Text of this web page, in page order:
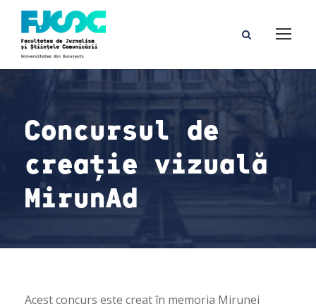
Concursul de
creație vizuală
MirunAd
Acest concurs este creat în memoria Mirunei